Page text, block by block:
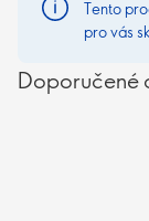
Tento
pro vás
Doporučené